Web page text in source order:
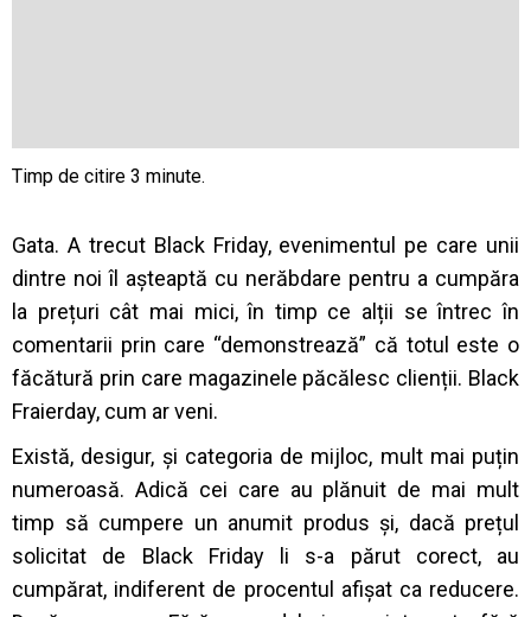
Gata. A trecut Black Friday, evenimentul pe care unii
dintre noi îl așteaptă cu nerăbdare pentru a cumpăra
la prețuri cât mai mici, în timp ce alții se întrec în
comentarii prin care “demonstrează” că totul este o
făcătură prin care magazinele păcălesc clienții. Black
Fraierday, cum ar veni.
Există, desigur, și categoria de mijloc, mult mai puțin
numeroasă. Adică cei care au plănuit de mai mult
timp să cumpere un anumit produs și, dacă prețul
solicitat de Black Friday li s-a părut corect, au
cumpărat, indiferent de procentul afișat ca reducere.